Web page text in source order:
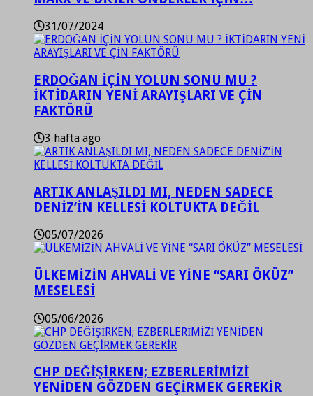
31/07/2024
ERDOĞAN İÇİN YOLUN SONU MU ?
İKTİDARIN YENİ ARAYIŞLARI VE ÇİN
FAKTÖRÜ
3 hafta ago
ARTIK ANLAŞILDI MI, NEDEN SADECE
DENİZ’İN KELLESİ KOLTUKTA DEĞİL
05/07/2026
ÜLKEMİZİN AHVALİ VE YİNE “SARI ÖKÜZ”
MESELESİ
05/06/2026
CHP DEĞİŞİRKEN; EZBERLERİMİZİ
YENİDEN GÖZDEN GEÇİRMEK GEREKİR